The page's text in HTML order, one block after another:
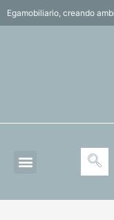
Egamobiliario, creando